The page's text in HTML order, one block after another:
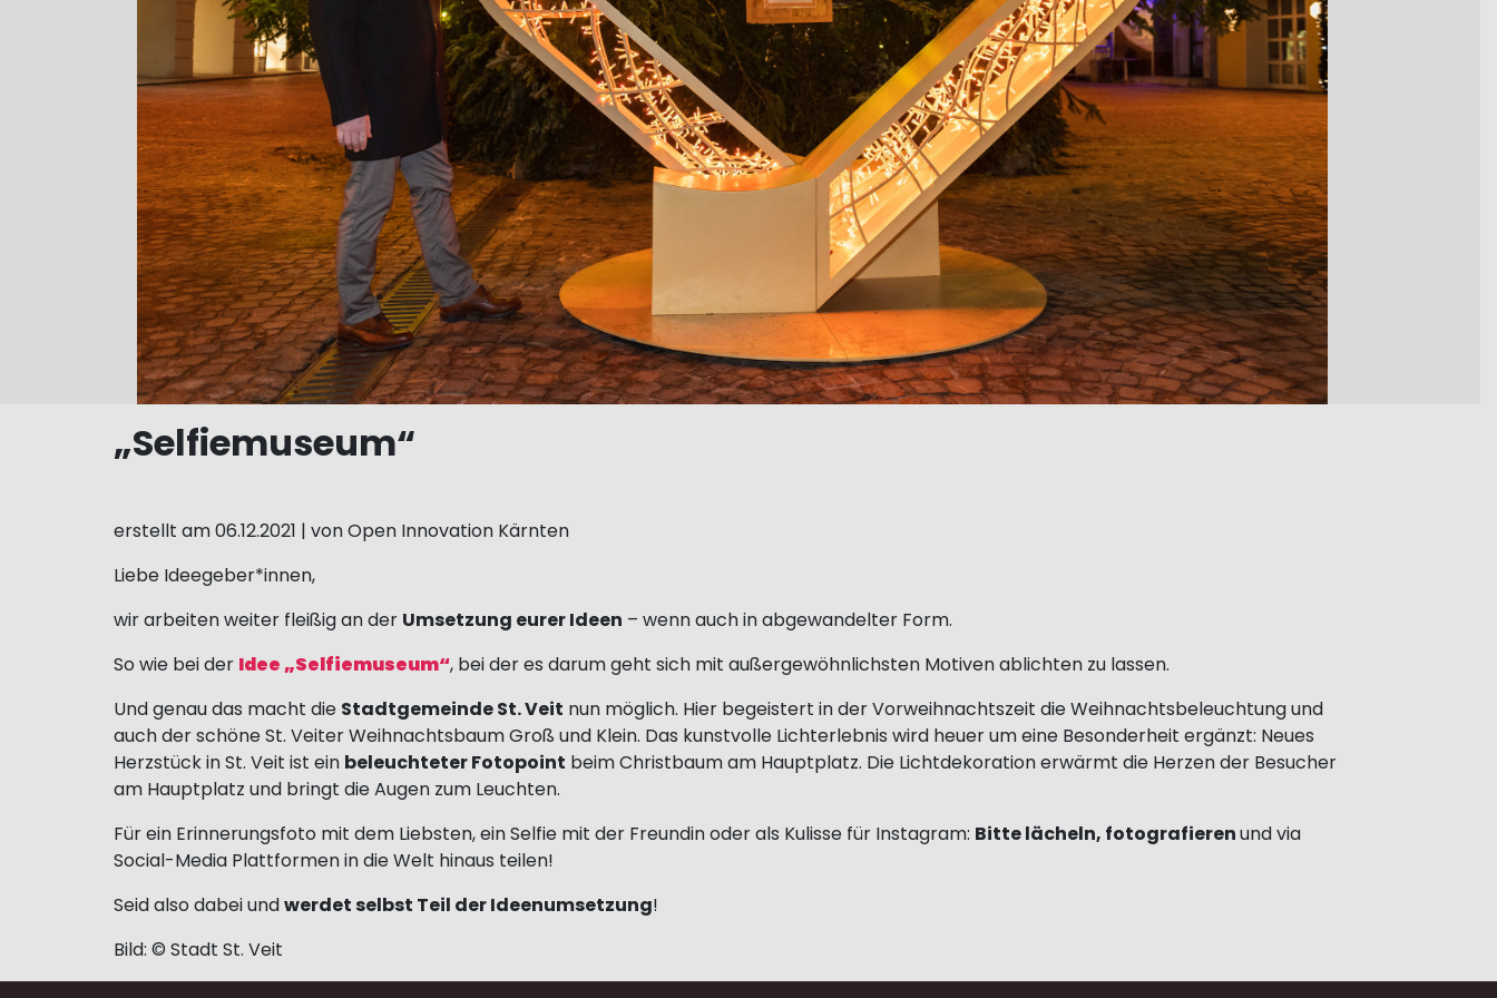
„Selfiemuseum“
erstellt am 06.12.2021 | von Open Innovation Kärnten
Liebe Ideegeber*innen,
wir arbeiten weiter fleißig an der Umsetzung eurer Ideen – wenn auch in abgewandelter Form.
So wie bei der Idee „Selfiemuseum“, bei der es darum geht sich mit außergewöhnlichsten Motiven ablichten zu lassen.
Und genau das macht die Stadtgemeinde St. Veit nun möglich. Hier begeistert in der Vorweihnachtszeit die Weihnachtsbeleuchtung und
auch der schöne St. Veiter Weihnachtsbaum Groß und Klein. Das kunstvolle Lichterlebnis wird heuer um eine Besonderheit ergänzt: Neues
Herzstück in St. Veit ist ein beleuchteter Fotopoint beim Christbaum am Hauptplatz. Die Lichtdekoration erwärmt die Herzen der Besucher
am Hauptplatz und bringt die Augen zum Leuchten.
Für ein Erinnerungsfoto mit dem Liebsten, ein Selfie mit der Freundin oder als Kulisse für Instagram: Bitte lächeln, fotografierenund via
Social-Media Plattformen in die Welt hinaus teilen!
Seid also dabei undwerdet selbst Teil der Ideenumsetzung!
Bild: © Stadt St. Veit